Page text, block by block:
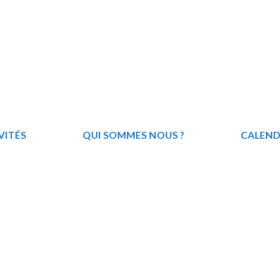
QUI SOMMES NOUS ?